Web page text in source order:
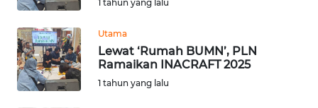
1 tahun yang lalu
Utama
Lewat ‘Rumah BUMN’, PLN
Ramaikan INACRAFT 2025
1 tahun yang lalu
MEDIA
SIBER
REDAKSI